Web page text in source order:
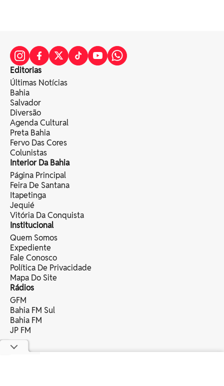
Editorias
Últimas Notícias
Bahia
Salvador
Diversão
Agenda Cultural
Preta Bahia
Fervo Das Cores
Colunistas
Interior Da Bahia
Página Principal
Feira De Santana
Itapetinga
Jequié
Vitória Da Conquista
Institucional
Quem Somos
Expediente
Fale Conosco
Política De Privacidade
Mapa Do Site
Rádios
GFM
Bahia FM Sul
Bahia FM
JP FM